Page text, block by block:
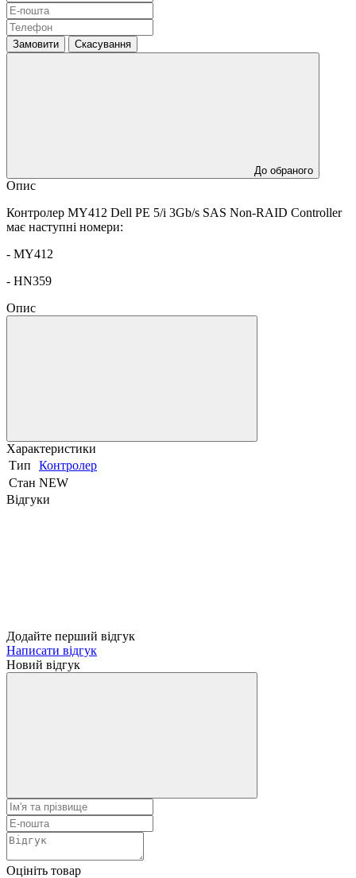
Замовити Скасування
До обраного
Опис
Контролер MY412 Dell PE 5/i 3Gb/s SAS Non-RAID Controller
має наступні номери:
- MY412
- HN359
Опис
Характеристики
Тип
Контролер
Стан NEW
Відгуки
Додайте перший відгук
Написати відгук
Новий відгук
Оцініть товар